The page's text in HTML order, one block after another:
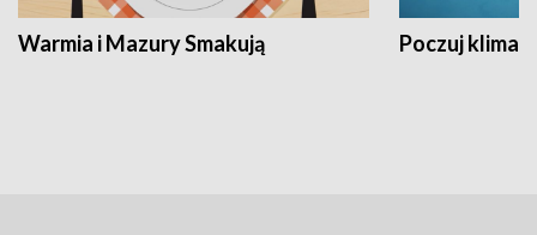
Warmia i Mazury Smakują Poczuj klimat